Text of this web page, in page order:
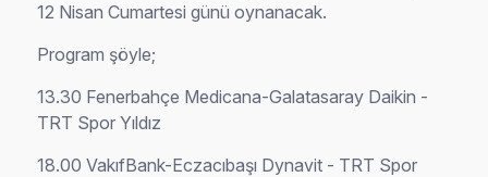
12 Nisan Cumartesi günü oynanacak.
Program şöyle;
13.30 Fenerbahçe Medicana-Galatasaray Daikin -
TRT Spor Yıldız
18.00 VakıfBank-Eczacıbaşı Dynavit - TRT Spor